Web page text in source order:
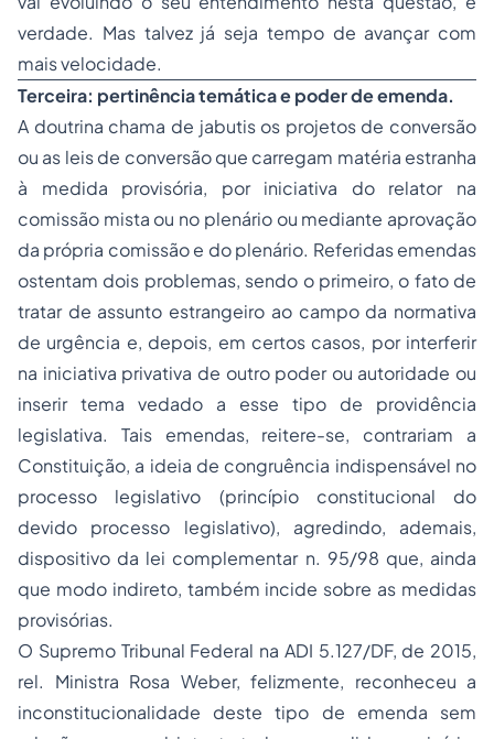
verdade. Mas talvez já seja tempo de avançar com
mais velocidade.
Terceira: pertinência temática e poder de emenda.
A doutrina chama de jabutis os projetos de conversão
ou as leis de conversão que carregam matéria estranha
à medida provisória, por iniciativa do relator na
comissão mista ou no plenário ou mediante aprovação
da própria comissão e do plenário. Referidas emendas
ostentam dois problemas, sendo o primeiro, o fato de
tratar de assunto estrangeiro ao campo da normativa
de urgência e, depois, em certos casos, por interferir
na iniciativa privativa de outro poder ou autoridade ou
inserir tema vedado a esse tipo de providência
legislativa. Tais emendas, reitere-se, contrariam a
Constituição, a ideia de congruência indispensável no
processo legislativo (princípio constitucional do
devido processo legislativo), agredindo, ademais,
dispositivo da lei complementar n. 95/98 que, ainda
que modo indireto, também incide sobre as medidas
provisórias.
O Supremo Tribunal Federal na ADI 5.127/DF, de 2015,
rel. Ministra Rosa Weber, felizmente, reconheceu a
inconstitucionalidade deste tipo de emenda sem